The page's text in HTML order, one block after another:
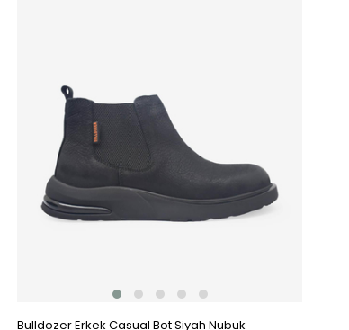
Bulldozer Erkek Casual Bot Siyah Nubuk